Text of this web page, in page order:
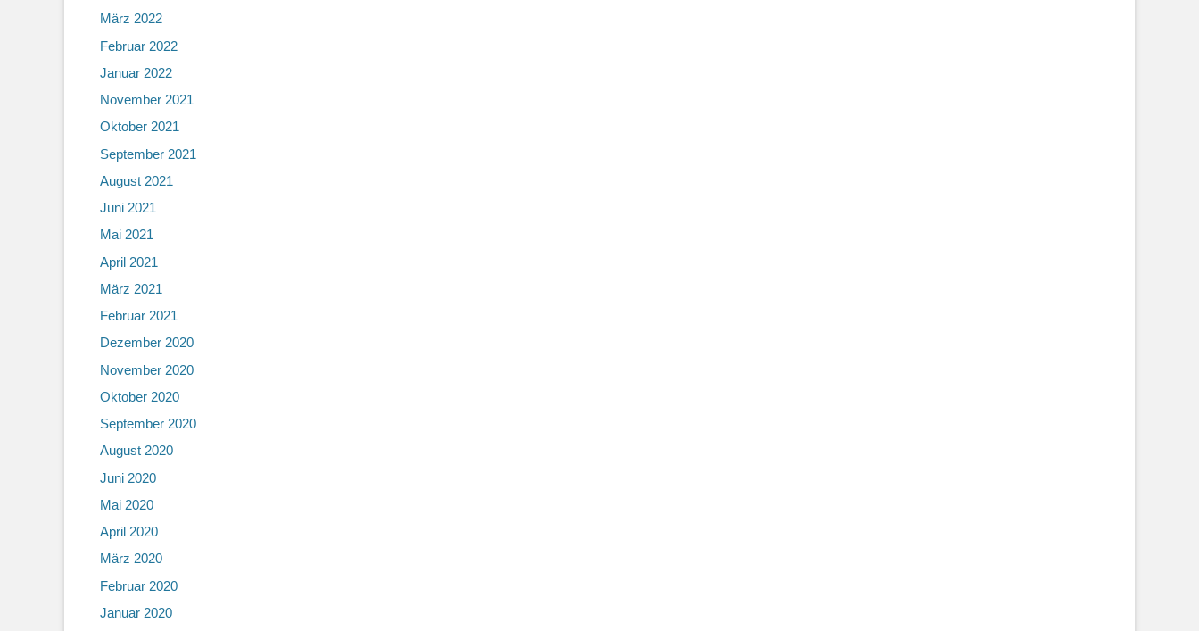
März 2022
Februar 2022
Januar 2022
November 2021
Oktober 2021
September 2021
August 2021
Juni 2021
Mai 2021
April 2021
März 2021
Februar 2021
Dezember 2020
November 2020
Oktober 2020
September 2020
August 2020
Juni 2020
Mai 2020
April 2020
März 2020
Februar 2020
Januar 2020